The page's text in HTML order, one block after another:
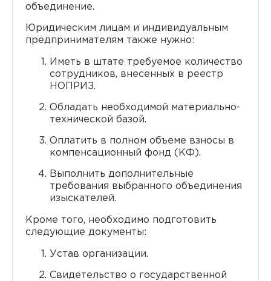
объединение.
Юридическим лицам и индивидуальным
предпринимателям также нужно:
Иметь в штате требуемое количество
сотрудников, внесенных в реестр
НОПРИЗ.
Обладать необходимой материально-
технической базой.
Оплатить в полном объеме взносы в
компенсационный фонд (КФ).
Выполнить дополнительные
требования выбранного объединения
изыскателей.
Кроме того, необходимо подготовить
следующие документы:
Устав организации.
Свидетельство о государственной